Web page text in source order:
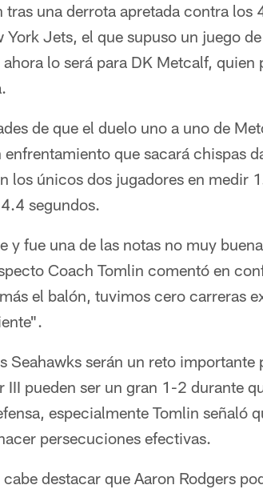
tras una derrota apretada contra
Jets, el que supuso un juego
lo será para DK Metcalf, quien
de que el duelo uno a uno de
que sacará chispas
los únicos dos jugadores en medir
segundos.
y fue una de las notas no muy
Coach Tomlin comentó en
el balón, tuvimos cero carreras
Seahawks serán un reto importante
III pueden ser un gran 1-2 durante
especialmente Tomlin señaló
persecuciones efectivas.
destacar que Aaron Rodgers